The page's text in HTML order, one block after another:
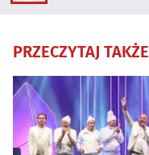
PRZECZYTAJ TAKŻE